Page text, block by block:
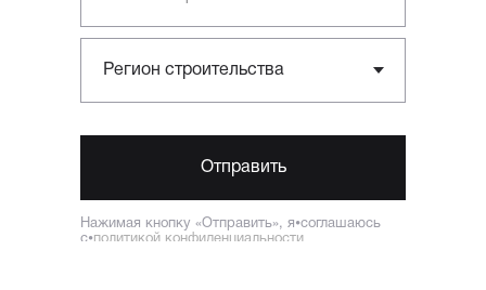
Отправить
Нажимая кнопку «Отправить», я⦁соглашаюсь
с⦁политикой конфиденциальности